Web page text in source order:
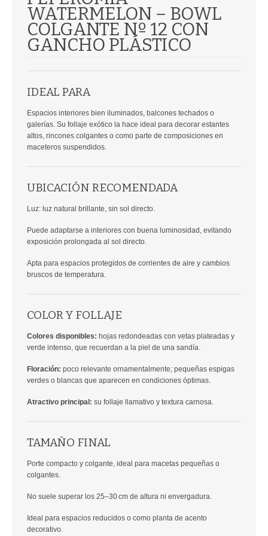
WATERMELON – BOWL
COLGANTE Nº 12 CON
GANCHO PLÁSTICO
IDEAL PARA
Espacios interiores bien iluminados, balcones techados o
galerías. Su follaje exótico la hace ideal para decorar estantes
altos, rincones colgantes o como parte de composiciones en
maceteros suspendidos.
UBICACIÓN RECOMENDADA
Luz: luz natural brillante, sin sol directo.
Puede adaptarse a interiores con buena luminosidad, evitando
exposición prolongada al sol directo.
Apta para espacios protegidos de corrientes de aire y cambios
bruscos de temperatura.
COLOR Y FOLLAJE
Colores disponibles: hojas redondeadas con vetas plateadas y
verde intenso, que recuerdan a la piel de una sandía.
Floración: poco relevante ornamentalmente; pequeñas espigas
verdes o blancas que aparecen en condiciones óptimas.
Atractivo principal: su follaje llamativo y textura carnosa.
TAMAÑO FINAL
Porte compacto y colgante, ideal para macetas pequeñas o
colgantes.
No suele superar los 25–30 cm de altura ni envergadura.
Ideal para espacios reducidos o como planta de acento
decorativo.